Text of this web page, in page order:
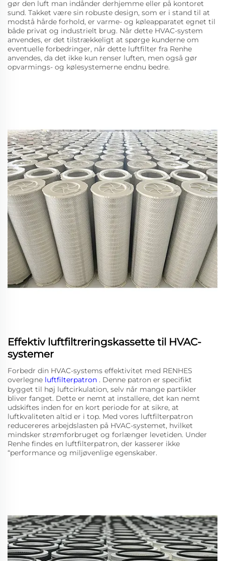
gør den luft man indånder derhjemme eller på kontoret
sund. Takket være sin robuste design, som er i stand til at
modstå hårde forhold, er varme- og køleapparatet egnet til
både privat og industrielt brug. Når dette HVAC-system
anvendes, er det tilstrækkeligt at spørge kunderne om
eventuelle forbedringer, når dette luftfilter fra Renhe
anvendes, da det ikke kun renser luften, men også gør
opvarmings- og kølesystemerne endnu bedre.
Effektiv luftfiltreringskassette til HVAC-
systemer
Forbedr din HVAC-systems effektivitet med RENHES
overlegne luftfilterpatron . Denne patron er specifikt
bygget til høj luftcirkulation, selv når mange partikler
bliver fanget. Dette er nemt at installere, det kan nemt
udskiftes inden for en kort periode for at sikre, at
luftkvaliteten altid er i top. Med vores luftfilterpatron
reducereres arbejdslasten på HVAC-systemet, hvilket
mindsker strømforbruget og forlænger levetiden. Under
Renhe findes en luftfilterpatron, der kasserer ikke
“performance og miljøvenlige egenskaber.